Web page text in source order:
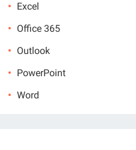
Excel
Office 365
Outlook
PowerPoint
Word